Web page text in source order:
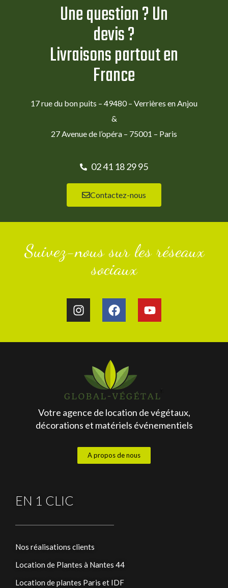
Une question ? Un
devis ?
Livraisons partout en
France
17 rue du bon puits – 49480 – Verrières en Anjou
&
27 Avenue de l’opéra – 75001 – Paris
02 41 18 29 95
Contactez-nous
Suivez-nous sur les réseaux
sociaux
Votre agence de location de végétaux,
décorations et matériels événementiels
A propos de nous
EN 1 CLIC
Nos réalisations clients
Location de Plantes à Nantes 44
Location de plantes Paris et IDF